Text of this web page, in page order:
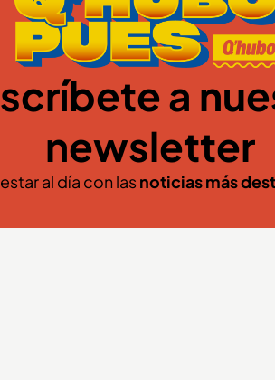
a
newsletter
al día con lasnoticias más